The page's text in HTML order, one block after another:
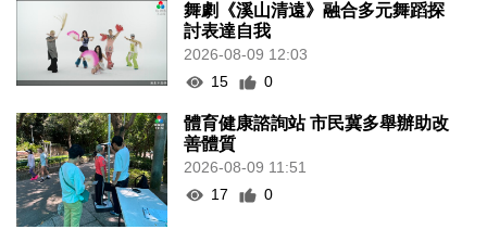
舞劇《溪山清遠》融合多元舞蹈探
討表達自我
2026-08-09 12:03
15
0
體育健康諮詢站 市民冀多舉辦助改
善體質
2026-08-09 11:51
17
0